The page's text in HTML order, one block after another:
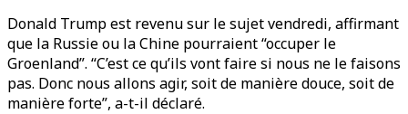
Donald Trump est revenu sur le sujet vendredi, affirmant
que la Russie ou la Chine pourraient “occuper le
Groenland”. “C’est ce qu’ils vont faire si nous ne le faisons
pas. Donc nous allons agir, soit de manière douce, soit de
manière forte”, a-t-il déclaré.